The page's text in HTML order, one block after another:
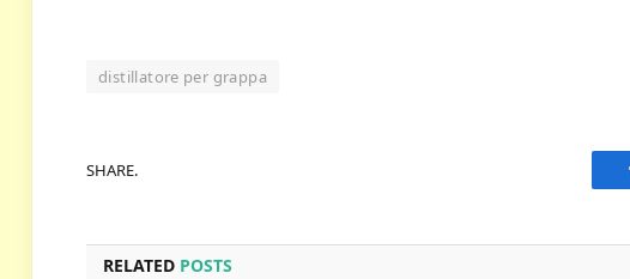
distillatore per grappa
SHARE.
RELATED POSTS